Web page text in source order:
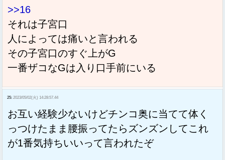
>>16
それは子宮口
人によっては痛いと言われる
その子宮口のすぐ上がG
一番ザコなGは入り口手前にいる
25: 2023/05/02(火) 14:28:57.44
お互い経験少ないけどチンコ奥に当てて体く
っつけたまま腰振ってたらズンズンしてこれ
が1番気持ちいいって言われたぞ